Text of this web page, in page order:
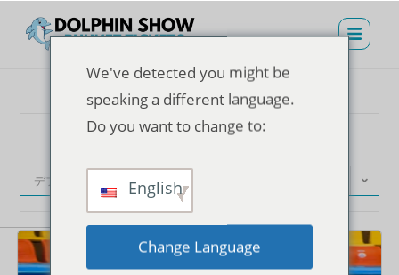
デフォルト表示
We've detected you might be
speaking a different language.
Do you want to change to:
English
Change Language